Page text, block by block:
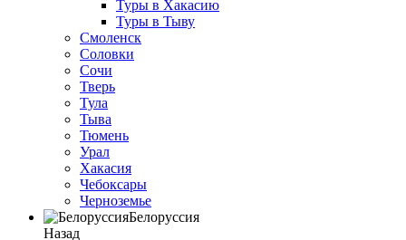
Туры в Хакасию
Туры в Тыву
Смоленск
Соловки
Сочи
Тверь
Тула
Тыва
Тюмень
Урал
Хакасия
Чебоксары
Черноземье
Белоруссия
Назад